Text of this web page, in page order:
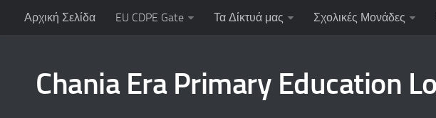
Αρχική Σελίδα EU CDPE Gate Τα Δίκτυά μας Σχολικές Μονάδες
Chania Era Primary Education